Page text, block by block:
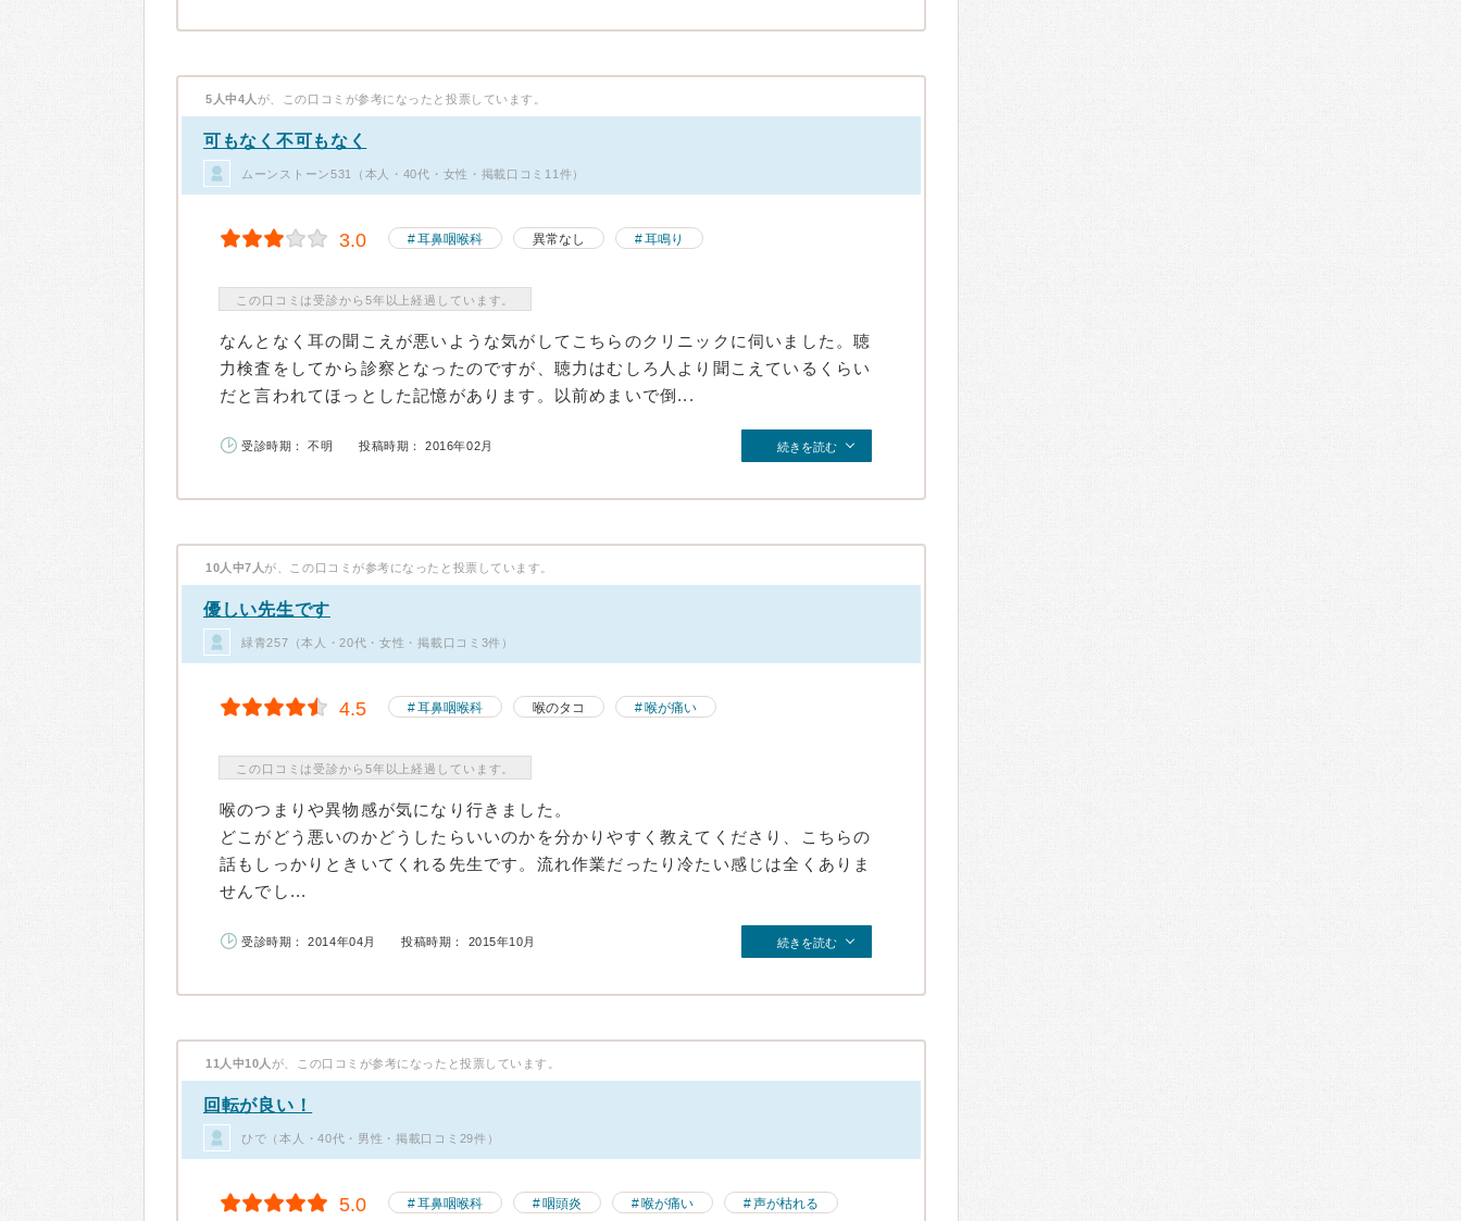
5人中4人 が、この口コミが参考になったと投票しています。
可もなく不可もなく
ムーンストーン531（本人・40代・女性・掲載口コミ11件）
3.0 耳鼻咽喉科 異常なし 耳鳴り
この口コミは受診から5年以上経過しています。
なんとなく耳の聞こえが悪いような気がしてこちらのクリニックに伺いました。聴
力検査をしてから診察となったのですが、聴力はむしろ人より聞こえているくらい
だと言われてほっとした記憶があります。以前めまいで倒...
受診時期： 不明 投稿時期： 2016年02月 続きを読む
10人中7人 が、この口コミが参考になったと投票しています。
優しい先生です
緑青257（本人・20代・女性・掲載口コミ3件）
4.5 耳鼻咽喉科 喉のタコ 喉が痛い
この口コミは受診から5年以上経過しています。
喉のつまりや異物感が気になり行きました。
どこがどう悪いのかどうしたらいいのかを分かりやすく教えてくださり、こちらの
話もしっかりときいてくれる先生です。流れ作業だったり冷たい感じは全くありま
せんでし...
受診時期： 2014年04月 投稿時期： 2015年10月 続きを読む
11人中10人 が、この口コミが参考になったと投票しています。
回転が良い！
ひで（本人・40代・男性・掲載口コミ29件）
5.0 耳鼻咽喉科 咽頭炎 喉が痛い 声が枯れる